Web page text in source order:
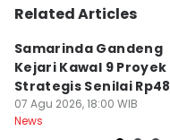
Related Articles
Samarinda Gandeng
Kejari Kawal 9 Proyek
Strategis Senilai Rp48
Miliar
07 Agu 2026, 18:00 WIB
News